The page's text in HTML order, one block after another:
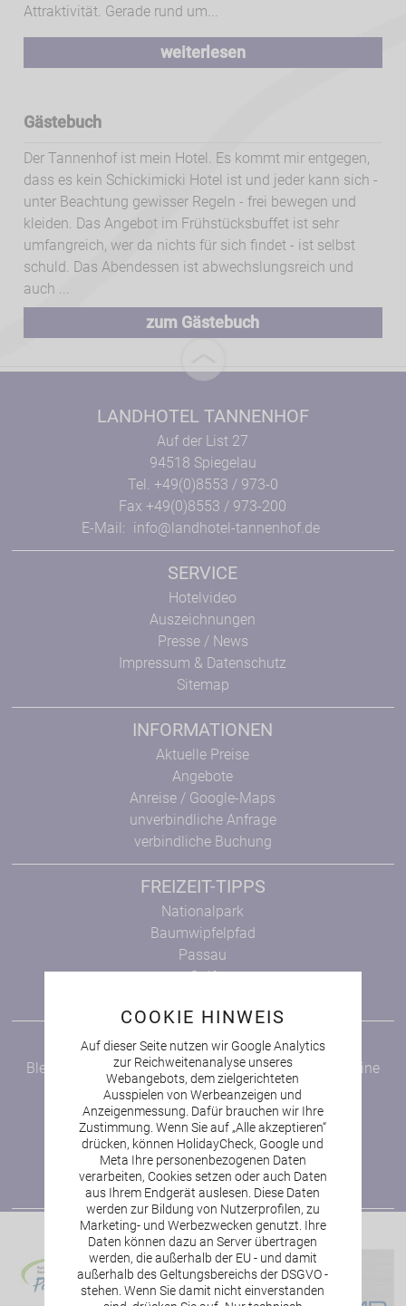
Attraktivität. Gerade rund um...
weiterlesen
Gästebuch
Der Tannenhof ist mein Hotel. Es kommt mir entgegen,
dass es kein Schickimicki Hotel ist und jeder kann sich -
unter Beachtung gewisser Regeln - frei bewegen und
kleiden. Das Angebot im Frühstücksbuffet ist sehr
umfangreich, wer da nichts für sich findet - ist selbst
schuld. Das Abendessen ist abwechslungsreich und
auch ...
zum Gästebuch
LANDHOTEL TANNENHOF
Auf der List 27
94518 Spiegelau
Tel. +49(0)8553 / 973-0
Fax +49(0)8553 / 973-200
E-Mail: info@landhotel-tannenhof.de
SERVICE
Hotelvideo
Auszeichnungen
Presse / News
Impressum & Datenschutz
Sitemap
INFORMATIONEN
Aktuelle Preise
Angebote
Anreise / Google-Maps
unverbindliche Anfrage
verbindliche Buchung
FREIZEIT-TIPPS
Nationalpark
Baumwipfelpfad
Passau
Golf
NEWSLETTER
Bleiben Sie auf dem Laufenden und verpassen Sie keine
Angebote!
zur Newsletter-Anmeldung
COOKIE HINWEIS
Auf dieser Seite nutzen wir Google Analytics
zur Reichweitenanalyse unseres
Webangebots, dem zielgerichteten
Ausspielen von Werbeanzeigen und
Anzeigenmessung. Dafür brauchen wir Ihre
Zustimmung. Wenn Sie auf „Alle akzeptieren“
drücken, können HolidayCheck, Google und
Meta Ihre personenbezogenen Daten
verarbeiten, Cookies setzen oder auch Daten
aus Ihrem Endgerät auslesen. Diese Daten
werden zur Bildung von Nutzerprofilen, zu
Marketing- und Werbezwecken genutzt. Ihre
Daten können dazu an Server übertragen
werden, die außerhalb der EU - und damit
außerhalb des Geltungsbereichs der DSGVO -
stehen. Wenn Sie damit nicht einverstanden